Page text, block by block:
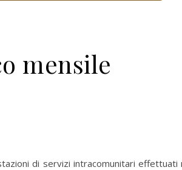
mensile
di servizi intracomunitari effettuati